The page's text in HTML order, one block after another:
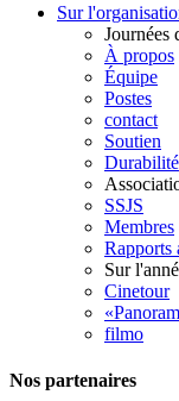
Sur
Journées
À propos
Équipe
Postes
contact
Soutien
Durabilité
SSJS
Membres
Rapports
Sur
Cinetour
filmo
Nos partenaires